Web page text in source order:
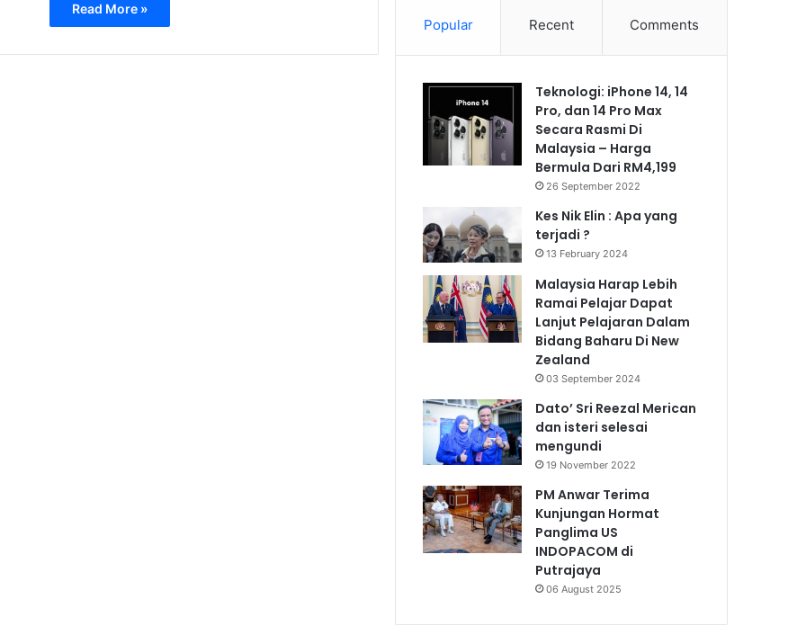
Read More »
Popular Recent Comments
Teknologi: iPhone 14, 14
Pro, dan 14 Pro Max
Secara Rasmi Di
Malaysia – Harga
Bermula Dari RM4,199
26 September 2022
Kes Nik Elin : Apa yang
terjadi ?
13 February 2024
Malaysia Harap Lebih
Ramai Pelajar Dapat
Lanjut Pelajaran Dalam
Bidang Baharu Di New
Zealand
03 September 2024
Dato’ Sri Reezal Merican
dan isteri selesai
mengundi
19 November 2022
PM Anwar Terima
Kunjungan Hormat
Panglima US
INDOPACOM di
Putrajaya
06 August 2025